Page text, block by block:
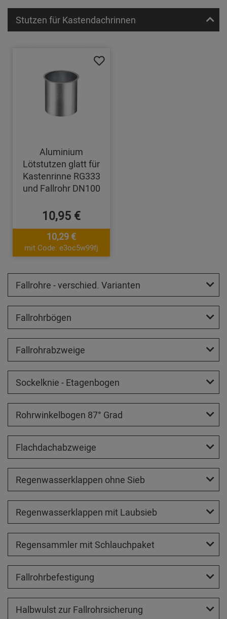
Stutzen für Kastendachrinnen
Aluminium
Lötstutzen glatt für
Kastenrinne RG333
und Fallrohr DN100
10,95 €
10,29 €
mit Code: e3oc5w99fj
Fallrohre - verschied. Varianten
Fallrohrbögen
Fallrohrabzweige
Sockelknie - Etagenbogen
Rohrwinkelbogen 87° Grad
Flachdachabzweige
Regenwasserklappen ohne Sieb
Regenwasserklappen mit Laubsieb
Regensammler mit Schlauchpaket
Fallrohrbefestigung
Halbwulst zur Fallrohrsicherung